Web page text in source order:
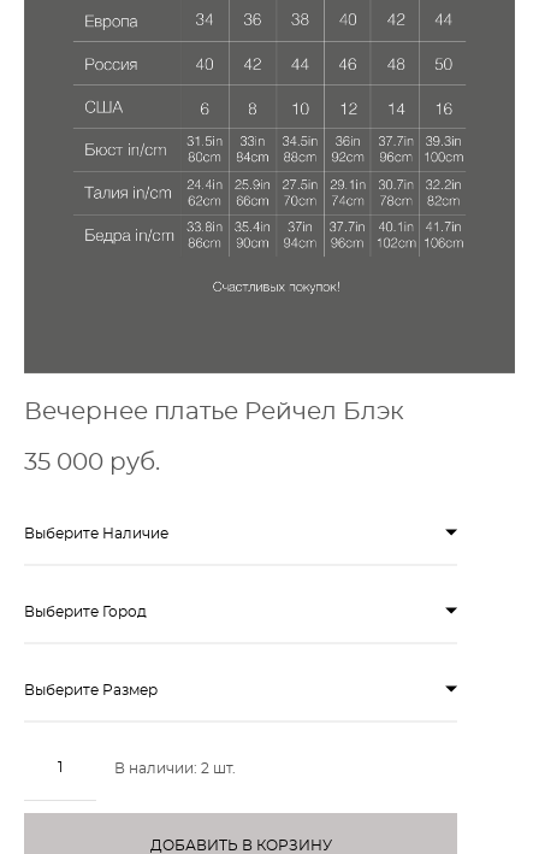
Вечернее платье Рейчел Блэк
35 000 pуб.
Выберите Наличие
Выберите Город
Выберите Размер
В наличии: 2 шт.
ДОБАВИТЬ В КОРЗИНУ